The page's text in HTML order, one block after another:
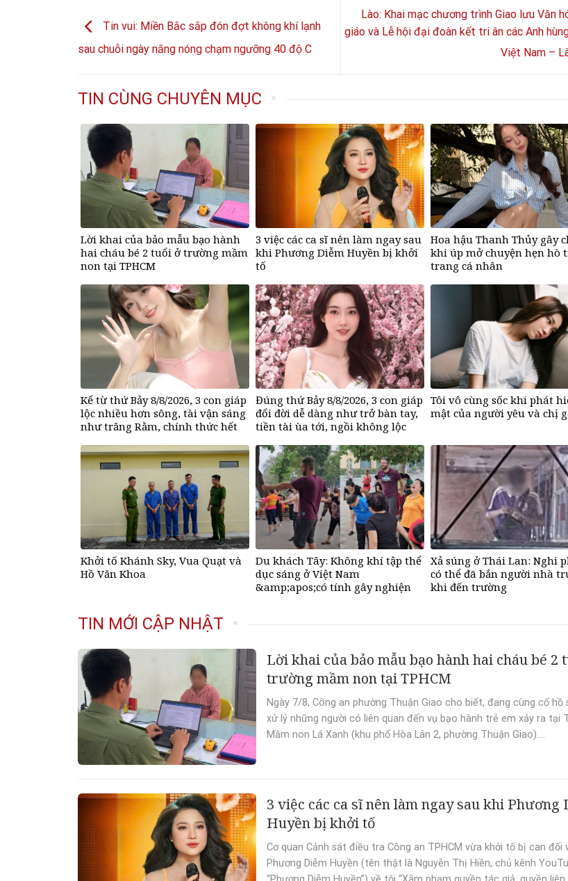
Tin vui: Miền Bắc sắp đón đợt không khí lạnh
sau chuỗi ngày nắng nóng chạm ngưỡng 40 độ C
Lào: Khai mạc chương trình Giao lưu Văn
giáo và Lễ hội đại đoàn kết tri ân các Anh
Việt Nam –
TIN CÙNG CHUYÊN MỤC
Lời khai của bảo mẫu bạo hành
hai cháu bé 2 tuổi ở trường mầm
non tại TPHCM
3 việc các ca sĩ nên làm ngay sau
khi Phương Diễm Huyền bị khởi
tố
Hoa hậu Thanh Thủy gây
khi úp mở chuyện hẹn hò
trang cá nhân
Kể từ thứ Bảy 8/8/2026, 3 con giáp
lộc nhiều hơn sông, tài vận sáng
như trăng Rằm, chính thức hết
Đúng thứ Bảy 8/8/2026, 3 con giáp
đổi đời dễ dàng như trở bàn tay,
tiền tài ùa tới, ngồi không lộc
Tôi vô cùng sốc khi phát
mật của người yêu và chị
Khởi tố Khánh Sky, Vua Quạt và
Hồ Văn Khoa
Du khách Tây: Không khí tập thể
dục sáng ở Việt Nam
&amp;apos;có tính gây nghiện
Xả súng ở Thái Lan: Nghi
có thể đã bắn người nhà
khi đến trường
TIN MỚI CẬP NHẬT
Lời khai của bảo mẫu bạo hành hai cháu bé 2
trường mầm non tại TPHCM
Ngày 7/8, Công an phường Thuận Giao cho biết, đang cùng cố hồ
xử lý những người có liên quan đến vụ bạo hành trẻ em xảy ra tại
Mầm non Lá Xanh (khu phố Hòa Lân 2, phường Thuận Giao)....
3 việc các ca sĩ nên làm ngay sau khi Phương
Huyền bị khởi tố
Cơ quan Cảnh sát điều tra Công an TPHCM vừa khởi tố bị can đối
Phương Diễm Huyền (tên thật là Nguyễn Thị Hiền, chủ kênh